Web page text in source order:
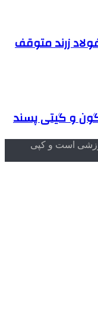
زرند متوقف
و گیتی پسند
است و کپی